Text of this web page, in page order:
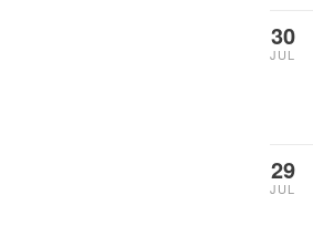
30
JUL
29
JUL